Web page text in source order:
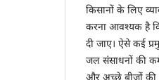
किसानों के लिए
करना आवश्यक है
दी जाए। ऐसे कई
जल संसाधनों की
और अच्छे बीजों की